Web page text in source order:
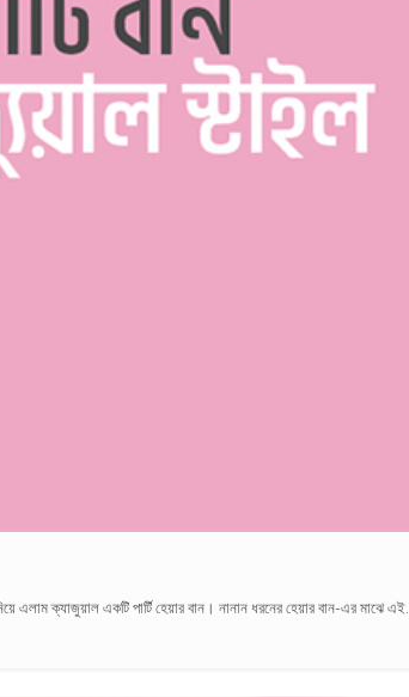
ক্যাজুয়াল একটি পার্টি হেয়ার বান। নানান ধরনের হেয়ার বান-এর মাঝে এই...